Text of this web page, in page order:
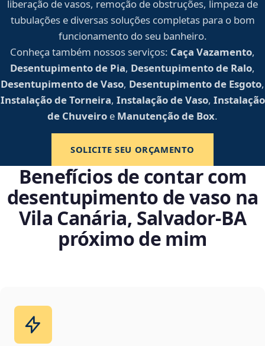
liberação de vasos, remoção de obstruções, limpeza de
tubulações e diversas soluções completas para o bom
funcionamento do seu banheiro.
Conheça também nossos serviços: Caça Vazamento,
Desentupimento de Pia, Desentupimento de Ralo,
Desentupimento de Vaso, Desentupimento de Esgoto,
Instalação de Torneira, Instalação de Vaso, Instalação
de Chuveiro e Manutenção de Box.
SOLICITE SEU ORÇAMENTO
Benefícios de contar com
desentupimento de vaso na
Vila Canária, Salvador‑BA
próximo de mim